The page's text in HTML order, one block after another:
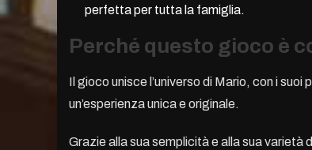
perfetta per tutta la famiglia.
Perché questo gioco è
Il gioco unisce l’universo di Mario, con i
un’esperienza unica e originale.
Grazie alla sua semplicità e alla sua varietà